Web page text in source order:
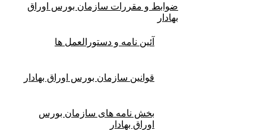
ضوابط و مقررات سازمان بورس اوراق
بهادار
آئین نامه و دستورالعمل ها
قوانین سازمان بورس اوراق بهادار
بخش نامه های سازمان بورس
اوراق بهادار